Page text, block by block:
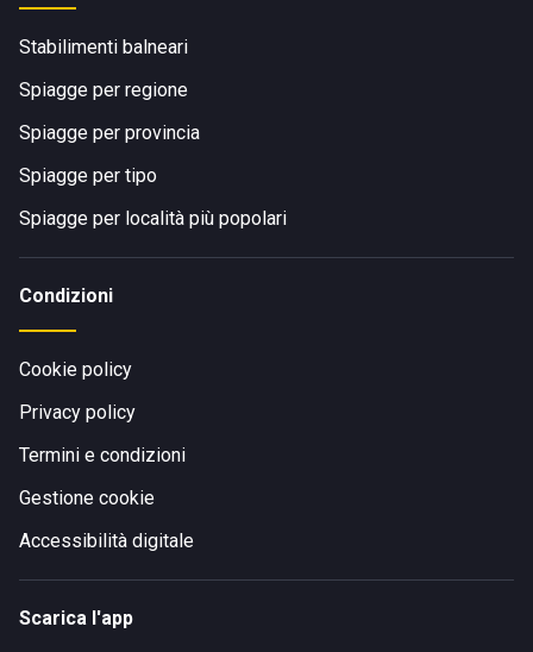
Stabilimenti balneari
Spiagge per regione
Spiagge per provincia
Spiagge per tipo
Spiagge per località più popolari
Condizioni
Cookie policy
Privacy policy
Termini e condizioni
Gestione cookie
Accessibilità digitale
Scarica l'app